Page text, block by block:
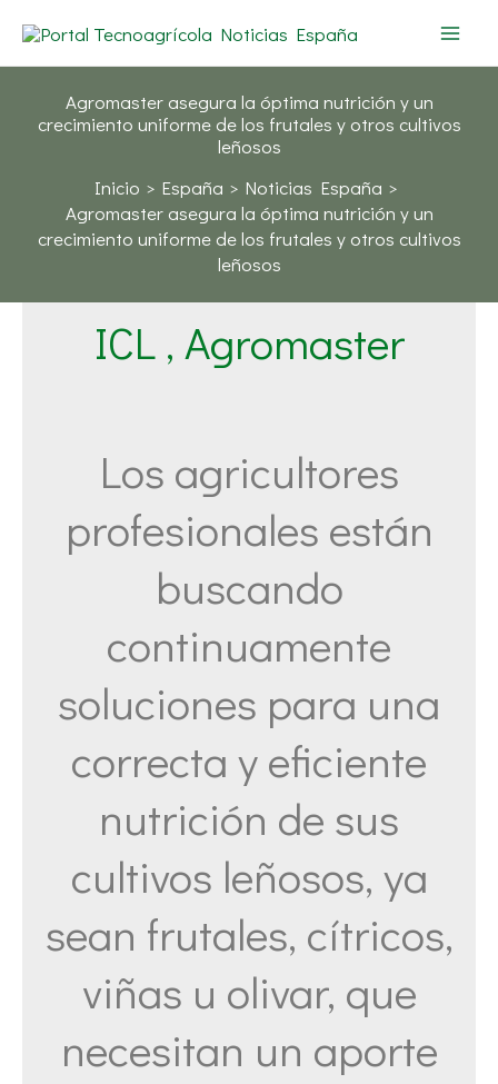
contenido
Agromaster asegura la óptima nutrición y un
crecimiento uniforme de los frutales y otros cultivos
leñosos
Inicio
España
Noticias España
Agromaster asegura la óptima nutrición y un
crecimiento uniforme de los frutales y otros cultivos
leñosos
ICL , Agromaster
Los agricultores
profesionales están
buscando
continuamente
soluciones para una
correcta y eficiente
nutrición de sus
cultivos leñosos, ya
sean frutales, cítricos,
viñas u olivar, que
necesitan un aporte